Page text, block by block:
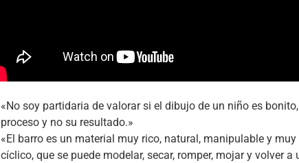
«No soy partidaria de valorar si el dibujo de un niño es
proceso y no su resultado.»
«El barro es un material muy rico, natural, manipulable y
cíclico, que se puede modelar, secar, romper, mojar y volver a